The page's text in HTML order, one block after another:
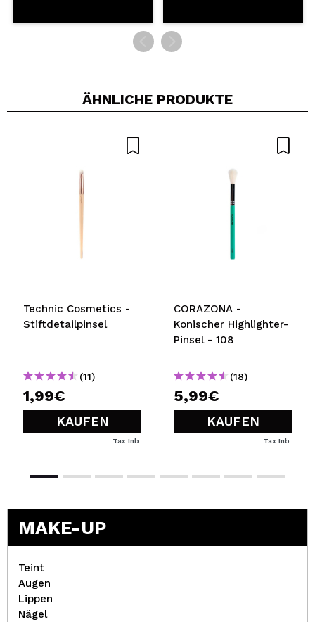
ÄHNLICHE PRODUKTE
Technic Cosmetics -
Stiftdetailpinsel
(11)
1,99€
KAUFEN
Tax Inb.
CORAZONA -
Konischer Highlighter-
Pinsel - 108
(18)
5,99€
KAUFEN
Tax Inb.
MAKE-UP
Teint
Augen
Lippen
Nägel